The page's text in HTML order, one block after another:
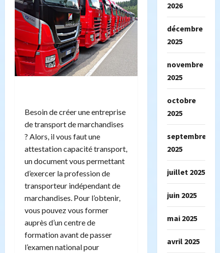
Besoin de créer une entreprise
de transport de marchandises
? Alors, il vous faut une
attestation capacité transport,
un document vous permettant
d’exercer la profession de
transporteur indépendant de
marchandises. Pour l’obtenir,
vous pouvez vous former
auprès d’un centre de
formation avant de passer
l’examen national pour
2026
décembre
2025
novembre
2025
octobre
2025
septembre
2025
juillet 2025
juin 2025
mai 2025
avril 2025